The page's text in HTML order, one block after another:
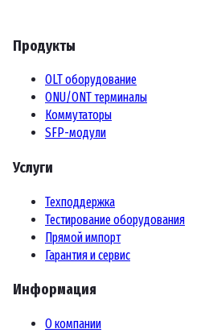
Продукты
OLT оборудование
ONU/ONT терминалы
Коммутаторы
SFP-модули
Услуги
Техподдержка
Тестирование оборудования
Прямой импорт
Гарантия и сервис
Информация
О компании